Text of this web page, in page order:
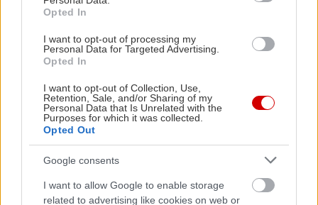
Opted In
I want to opt-out of processing my
Personal Data for Targeted Advertising.
Opted In
I want to opt-out of Collection, Use,
Retention, Sale, and/or Sharing of my
Personal Data that Is Unrelated with the
Purposes for which it was collected.
Opted Out
Google consents
I want to allow Google to enable storage
related to advertising like cookies on web or
PODCASTS